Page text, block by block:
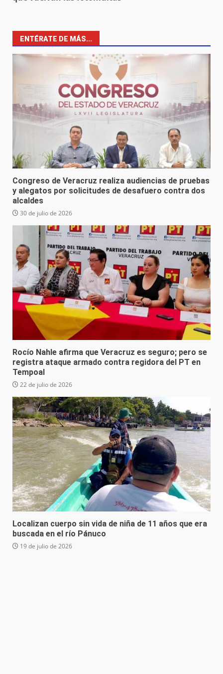
ENTÉRATE DE MÁS...
Congreso de Veracruz realiza audiencias de pruebas
y alegatos por solicitudes de desafuero contra dos
alcaldes
30 de julio de 2026
Rocío Nahle afirma que Veracruz es seguro; pero se
registra ataque armado contra regidora del PT en
Tempoal
22 de julio de 2026
Localizan cuerpo sin vida de niña de 11 años que era
buscada en el río Pánuco
19 de julio de 2026